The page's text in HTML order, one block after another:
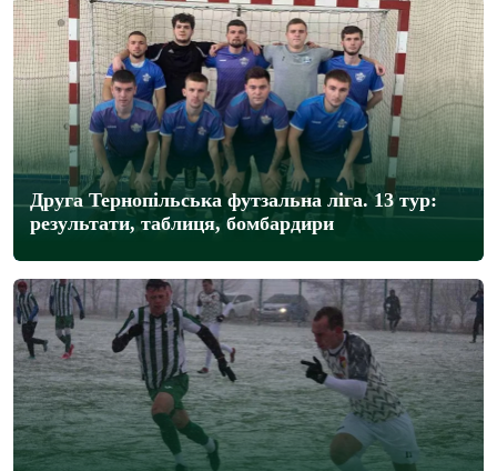
Друга Тернопільська футзальна ліга. 13 тур:
результати, таблиця, бомбардири